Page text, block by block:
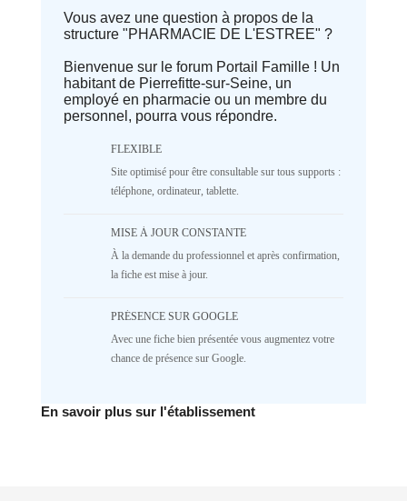
⭐ Qualité
Deprecated: implode(): Passing null to
parameter #1 ($separator) of type
array|string is deprecated in
1687
5 4 3
2
1
NR
Deprecated: implode(): Passing null to
parameter #1 ($separator) of type
/home/lepetitbz/portailfamille.org/lib/Cake/View/
1687
5 4 3
2
Vous avez une question à propos de la
structure "PHARMACIE DE L'ESTREE" ?
Bienvenue sur le forum Portail Famille ! Un
habitant de Pierrefitte-sur-Seine, un
employé en pharmacie ou un membre du
personnel, pourra vous répondre.
FLEXIBLE
Site optimisé pour être consultable sur tous supports :
téléphone, ordinateur, tablette.
MISE À JOUR CONSTANTE
À la demande du professionnel et après confirmation,
la fiche est mise à jour.
PRÉSENCE SUR GOOGLE
Avec une fiche bien présentée vous augmentez votre
chance de présence sur Google.
En savoir plus sur l'établissement